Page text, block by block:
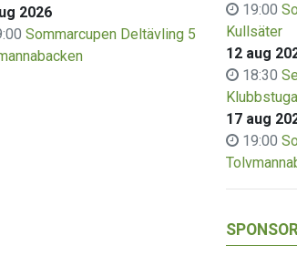
2026
Sommarcupen Deltävling 5
19:00
Kullsäter
12 aug
18:30
17 aug
19:00